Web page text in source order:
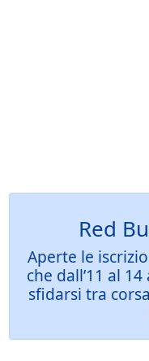
Red
Aperte le
che dall’11 al
sfidarsi tra